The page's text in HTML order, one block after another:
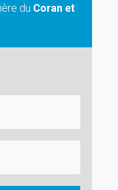
du Coran et